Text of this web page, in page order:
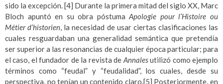
sido la excepción.[4] Durante la primera mitad del siglo XX, Marc
Bloch apuntó en su obra póstumaApologie pour l’Histoire ou
Métier d’historien, la necesidad de usar ciertas clasificaciones las
cuales resguardaban una generalidad semántica que pretendía
ser superior a las resonancias de cualquier época particular; para
el caso, el fundador de la revista de Annalesutilizó como ejemplo
términos como “feudal” y “feudalidad”, los cuales, desde su
perspectiva, no tenían un contenido claro.[5] Posteriormente, en